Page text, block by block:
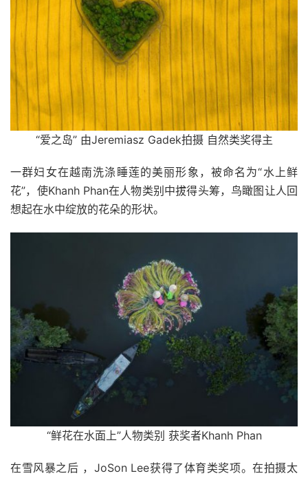
“爱之岛” 由Jeremiasz Gadek拍摄 自然类奖得主
一群妇女在越南洗涤睡莲的美丽形象，被命名为“水上鲜
花”，使Khanh Phan在人物类别中拔得头筹，鸟瞰图让人回
想起在水中绽放的花朵的形状。
“鲜花在水面上”人物类别 获奖者Khanh Phan
在雪风暴之后 ，JoSon Lee获得了体育类奖项。在拍摄太